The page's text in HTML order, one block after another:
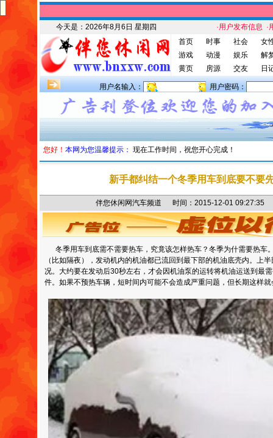
今天是： 2026年8月6日 星期四 ·用户发布信息 ·
首页
时事 社会
女
游戏
动漫 娱乐
解
黄页
房源 交友 日
用户名输入： 用户密码：
您好！ 本网为您温馨提示： 现在工作时间，祝您开心完成！
新手都纠结一个冬季用车到底要不要
伴您休闲网汽车频道 时间：2015-12-01
冬季用车到底需不需要热车，究竟该怎样热车？冬季为什需要热车
（比如隔夜），发动机内的机油都已流回到最下部的机油底壳内。上
况。大约要在发动后30秒左右，才会因机油泵的运转将机油运送到最
件。如果不预热车辆，短时间内可能不会造成严重问题，但长期这样就